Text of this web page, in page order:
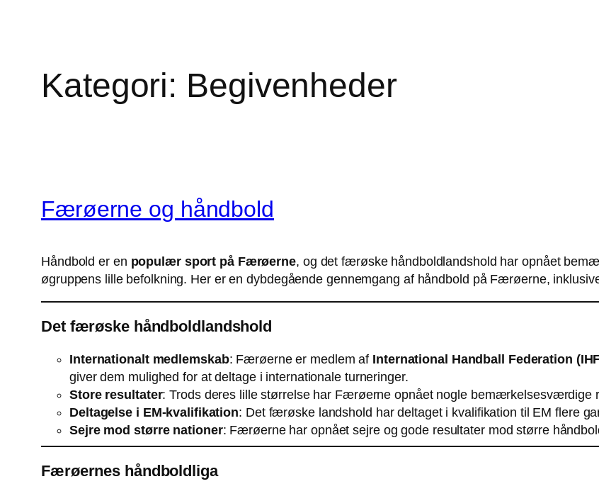
Kategori: Begivenheder
Færøerne og håndbold
Håndbold er en populær sport på Færøerne, og det færøske håndboldlandshold har opnået
øgruppens lille befolkning. Her er en dybdegående gennemgang af håndbold på Færøerne,
Det færøske håndboldlandshold
Internationalt medlemskab: Færøerne er medlem af International Handball Federation
giver dem mulighed for at deltage i internationale turneringer.
Store resultater: Trods deres lille størrelse har Færøerne opnået nogle bemærkelsesværdige
Deltagelse i EM-kvalifikation: Det færøske landshold har deltaget i kvalifikation til EM flere
Sejre mod større nationer: Færøerne har opnået sejre og gode resultater mod større
Færøernes håndboldliga